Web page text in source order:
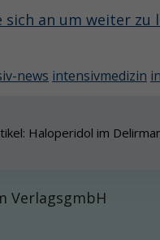
sich an um weiter zu
news intensivmedizin
Haloperidol im
VerlagsgmbH